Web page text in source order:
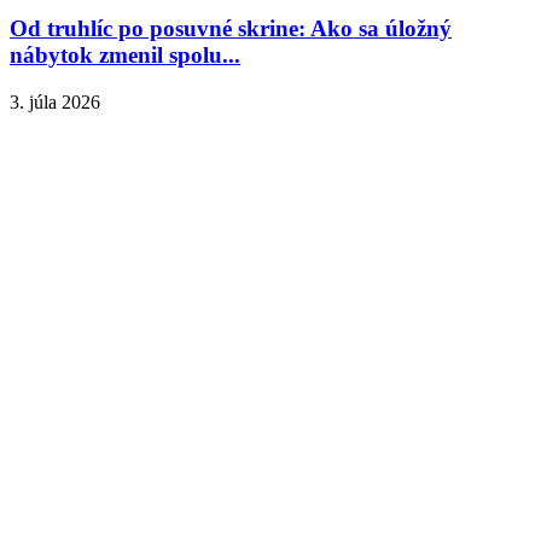
Od truhlíc po posuvné skrine: Ako sa úložný
nábytok zmenil spolu...
3. júla 2026